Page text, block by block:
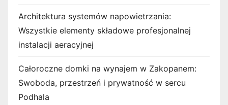
Architektura systemów napowietrzania:
Wszystkie elementy składowe profesjonalnej
instalacji aeracyjnej
Całoroczne domki na wynajem w Zakopanem:
Swoboda, przestrzeń i prywatność w sercu
Podhala